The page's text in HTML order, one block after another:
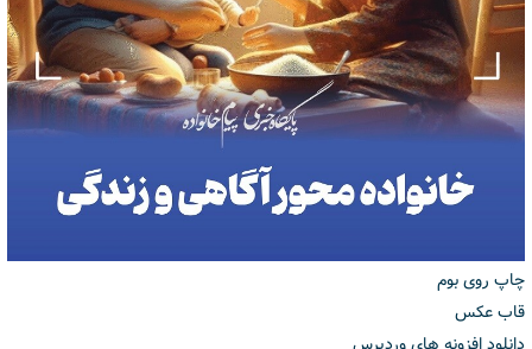
چاپ روی بوم
قاب عکس